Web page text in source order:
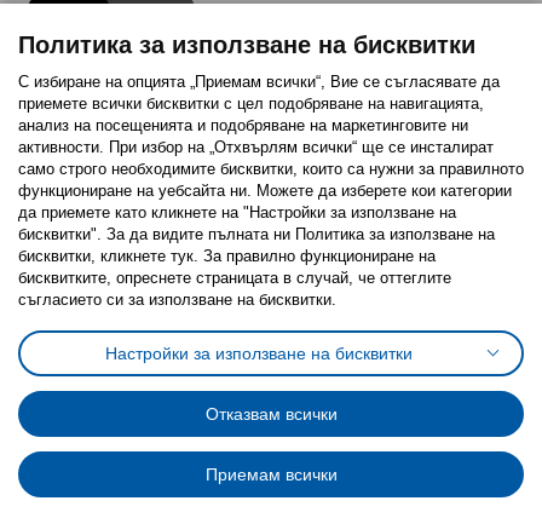
Последвайте ни:
FacebookTwitterYoutubePinterestInstagram
Политика за използване на бисквитки (Cookies)
Избор на настройки за използване на бисквитки
Условия за ползване на ikea.bgОбща политика за личните данни
Политика за защита на личните данни на ikea.bg
Общи условия на програма IKEA Family
Политика за защита на лични данни на програма IKEA Family
© Inter-IKEA Systems B.V. 1999 - 2025
Политика за използване на бисквитки
С избиране на опцията „Приемам всички“, Вие се съгласявате да
приемете всички бисквитки с цел подобряване на навигацията,
анализ на посещенията и подобряване на маркетинговите ни
активности. При избор на „Отхвърлям всички“ ще се инсталират
само строго необходимитe бисквитки, които са нужни за правилното
функциониране на уебсайта ни. Можете да изберете кои категории
да приемете като кликнете на "Настройки за използване на
бисквитки". За да видите пълната ни Политика за използване на
бисквитки, кликнете тук. За правилно функциониране на
бисквитките, опреснете страницата в случай, че оттеглите
съгласието си за използване на бисквитки.
Настройки за използване на бисквитки
Отказвам всички
Приемам всички